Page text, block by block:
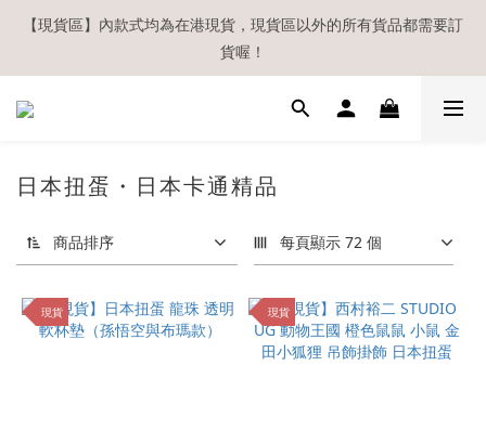
【現貨區】內款式均為在港現貨，現貨區以外的所有貨品都需要訂
貨喔！
【現貨區】內款式均為在港現貨，現貨區以外的所有貨品都需要訂
貨喔！
如欲享用會員優惠，註冊後請務必確認在『已登入狀態下』購物。
溫馨提示：所有順豐快遞／本地及國際郵遞寄出後，本店只會以電
郵通知出貨，下單後敬請留意電郵信箱。
【現貨區】內款式均為在港現貨，現貨區以外的所有貨品都需要訂
日本扭蛋・日本卡通精品
商品排序 每頁顯示 72 個
現貨 現貨